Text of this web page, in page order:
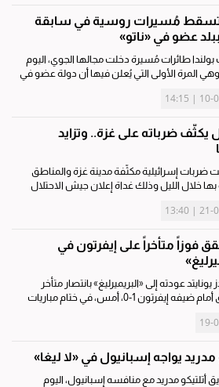
تسقط مُسيرات روسية في سابقة
عضو في «ناتو»
طائرات مُسيرة دخلت مجالها الجوي، اليوم
وهي المرة الأولى التي يُعلن فيها أن دولة عضو في
10-
يكثّف ضرباته على غزة.. وتزايد
ضربات إسرائيلية مكثّفة مدينة غزة والمناطق
خلال الليل وذلك غداة إعلان جيش الاحتلال
أقرّت الأربعاء خطة عسكرية للسيطرة على
21-08-
فوزاً متأخراً على إيفرتون في
عودته إلى «البريميرليغ» بانتصار متأخر
ومستحق أمام ضيفه إيفرتون 1-0، أمس، في ختام مباريات
لوكاس نميتشا هدف الفوز الذي أطلق فرحة
19-
مدريد يواجه إسبانيول في «لا ليغا»
أتلتيكو مدريد مع منافسه إسبانيول، اليوم